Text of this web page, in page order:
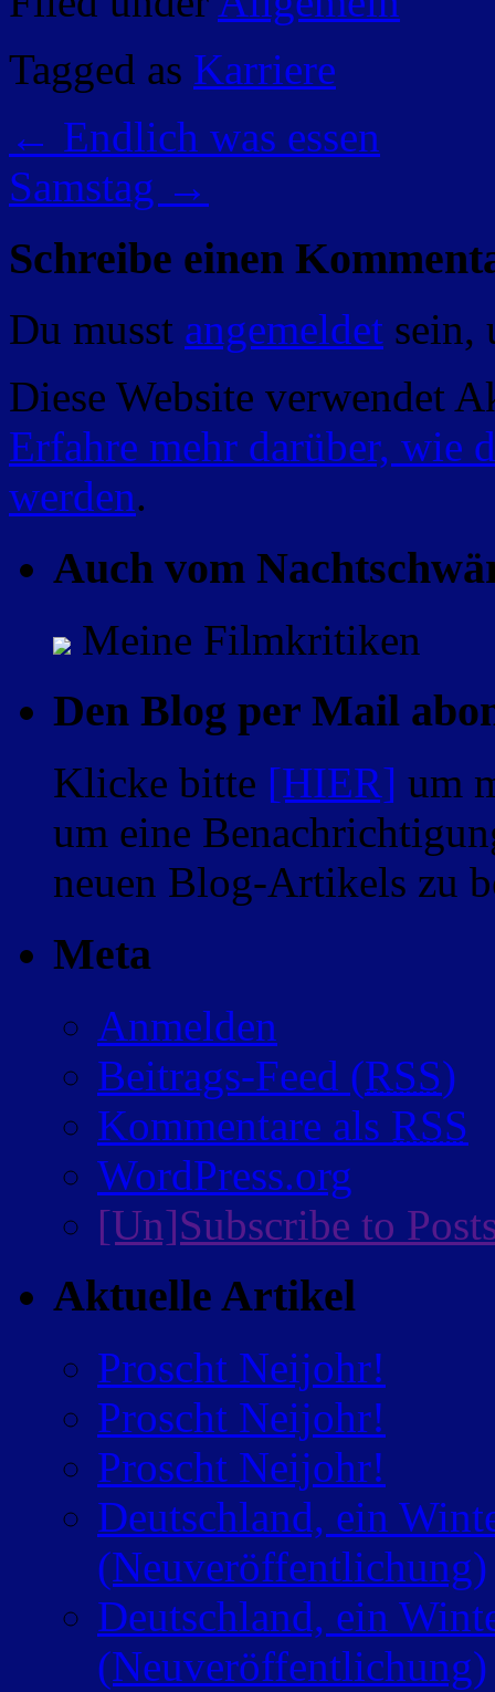
Tagged as Karriere
← Endlich was essen
Samstag →
Schreibe einen
Du musst angemeldet sein,
Diese Website verwendet
Erfahre mehr darüber, wie
werden.
Auch vom
Meine Filmkritiken
Den Blog per Mail
Klicke bitte [HIER] um
um eine
neuen Blog-Artikels zu
Meta
Anmelden
Beitrags-Feed (RSS)
Kommentare als RSS
WordPress.org
[Un]Subscribe to
Aktuelle Artikel
Proscht Neijohr!
Proscht Neijohr!
Proscht Neijohr!
Deutschland, ein
(Neuveröffentlichung)
Deutschland, ein
(Neuveröffentlichung)